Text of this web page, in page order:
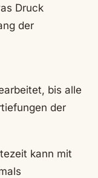
Druck
der
bis alle
der
kann mit